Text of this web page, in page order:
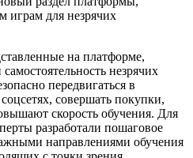
для незрячих
на платформе,
незрячих
передвигаться в
совершать покупки,
скорость обучения. Для
разработали пошаговое
направлениями обучения